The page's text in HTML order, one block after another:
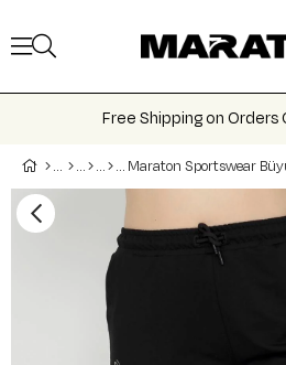
Free Shipping on Orders